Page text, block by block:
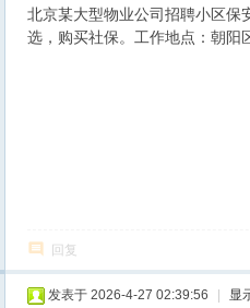
北京某大型物业公司招聘小区保
选，购买社保。工作地点：朝阳
回复
发表于 2026-4-27 02:39:56 显